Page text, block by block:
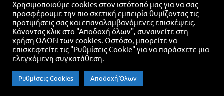
ΚΛΕΊΣΤΕ ΡΑΝΤΕΒΟΎ
Χρησιμοποιούμε cookies στον ιστότοπό μας για να σας
προσφέρουμε την πιο σχετική εμπειρία θυμίζοντας τις
προτιμήσεις σας και επαναλαμβανόμενες επισκέψεις.
Κάνοντας κλικ στο "Αποδοχή όλων", συναινείτε στη
χρήση ΟΛΩΝ των cookies. Ωστόσο, μπορείτε να
επισκεφτείτε τις "Ρυθμίσεις Cookie" για να παράσχετε μια
ελεγχόμενη συγκατάθεση.
Ρυθμίσεις Cookies Αποδοχή Όλων